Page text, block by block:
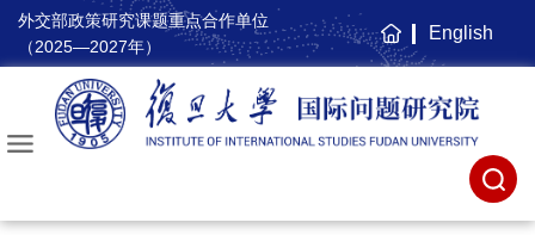
外交部政策研究课题重点合作单位
（2025—2027年）
主
页
English